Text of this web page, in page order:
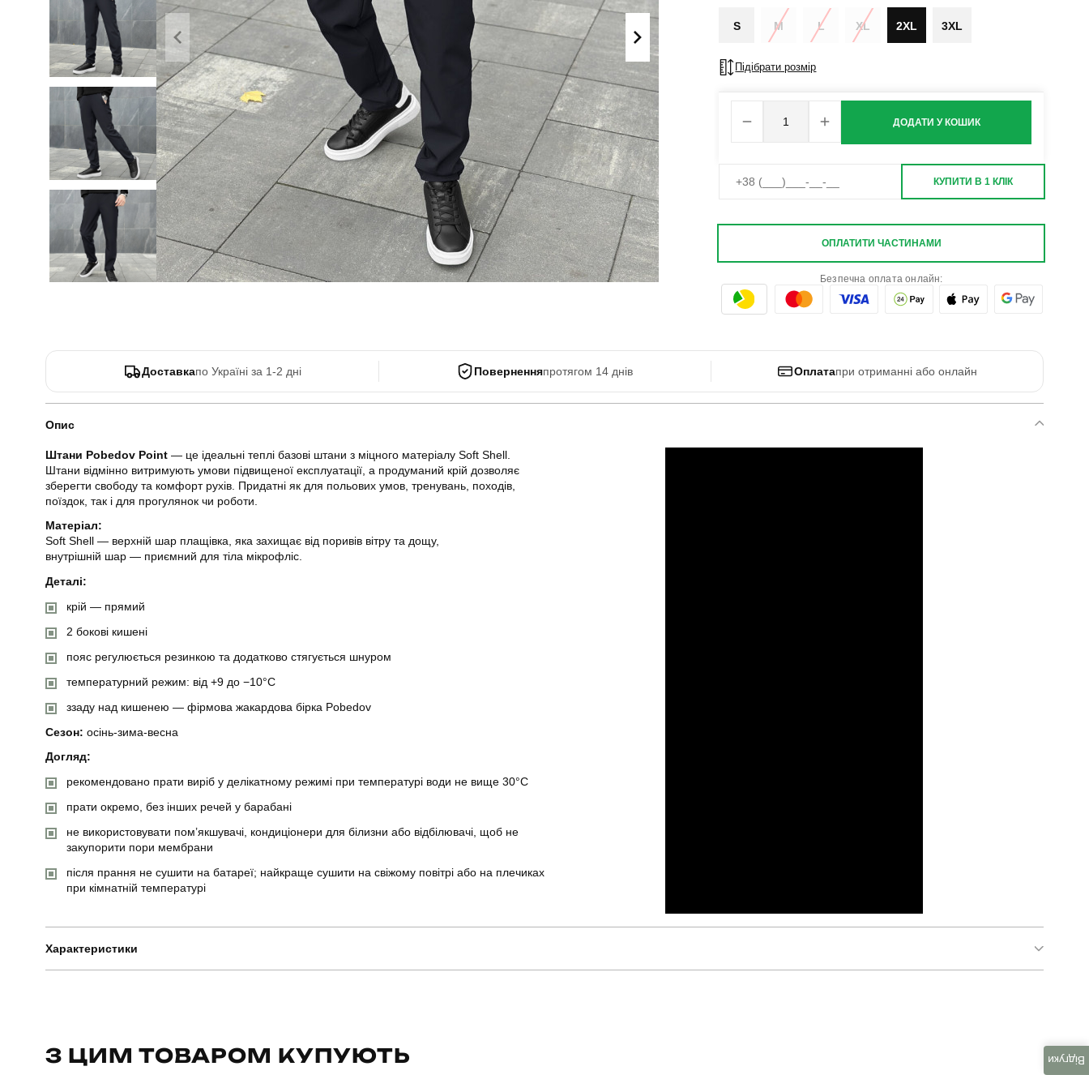
Літні комплекти
Комбінезони
Спортивні
костюми
Кежуал
Поло
Сорочки
Футболки
Майки
ХУДІ, СВІТШОТИ, СВЕТРИ
Кофти
Светри
Світшоти
Худі
Боді
S M L XL 2XL 3XL
Підібрати розмір
ДОДАТИ У КОШИК
КУПИТИ В 1 КЛІК
ОПЛАТИТИ ЧАСТИНАМИ
Безпечна оплата онлайн:
Доставкапо Україні за 1-2 дні Поверненняпротягом 14 днів Оплатапри отриманні або онлайн
Опис
Штани Pobedov Point — це ідеальні теплі базові штани з міцного матеріалу Soft Shell.
Штани відмінно витримують умови підвищеної експлуатації, а продуманий крій дозволяє
зберегти свободу та комфорт рухів. Придатні як для польових умов, тренувань, походів,
поїздок, так і для прогулянок чи роботи.
Матеріал:
Soft Shell — верхній шар плащівка, яка захищає від поривів вітру та дощу,
внутрішній шар — приємний для тіла мікрофліс.
Деталі:
крій — прямий
2 бокові кишені
пояс регулюється резинкою та додатково стягується шнуром
температурний режим: від +9 до −10°C
ззаду над кишенею — фірмова жакардова бірка Pobedov
Сезон: осінь-зима-весна
Догляд:
рекомендовано прати виріб у делікатному режимі при температурі води не вище 30°C
прати окремо, без інших речей у барабані
не використовувати пом’якшувачі, кондиціонери для білизни або відбілювачі, щоб не
закупорити пори мембрани
після прання не сушити на батареї; найкраще сушити на свіжому повітрі або на плечиках
при кімнатній температурі
Характеристики
Стать
З ЦИМ ТОВАРОМ КУПУЮТЬ Відгуки